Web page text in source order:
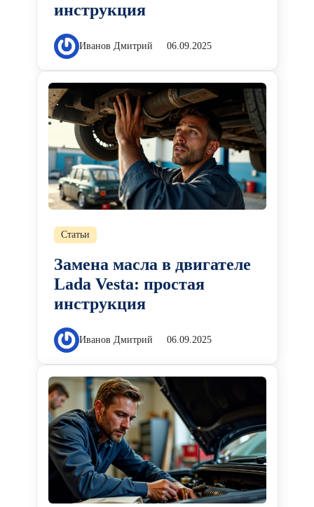
инструкция
Иванов Дмитрий 06.09.2025
Статьи
Замена масла в двигателе
Lada Vesta: простая
инструкция
Иванов Дмитрий 06.09.2025